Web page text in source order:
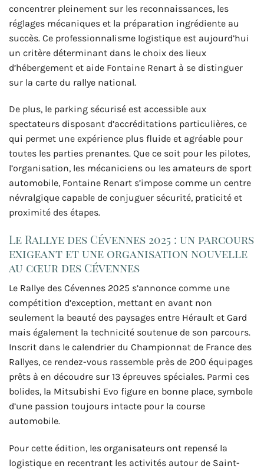
concentrer pleinement sur les reconnaissances, les
réglages mécaniques et la préparation ingrédiente au
succès. Ce professionnalisme logistique est aujourd’hui
un critère déterminant dans le choix des lieux
d’hébergement et aide Fontaine Renart à se distinguer
sur la carte du rallye national.
De plus, le parking sécurisé est accessible aux
spectateurs disposant d’accréditations particulières, ce
qui permet une expérience plus fluide et agréable pour
toutes les parties prenantes. Que ce soit pour les pilotes,
l’organisation, les mécaniciens ou les amateurs de sport
automobile, Fontaine Renart s’impose comme un centre
névralgique capable de conjuguer sécurité, praticité et
proximité des étapes.
Le Rallye des Cévennes 2025 : un parcours
exigeant et une organisation nouvelle
au cœur des Cévennes
Le Rallye des Cévennes 2025 s’annonce comme une
compétition d’exception, mettant en avant non
seulement la beauté des paysages entre Hérault et Gard
mais également la technicité soutenue de son parcours.
Inscrit dans le calendrier du Championnat de France des
Rallyes, ce rendez-vous rassemble près de 200 équipages
prêts à en découdre sur 13 épreuves spéciales. Parmi ces
bolides, la Mitsubishi Evo figure en bonne place, symbole
d’une passion toujours intacte pour la course
automobile.
Pour cette édition, les organisateurs ont repensé la
logistique en recentrant les activités autour de Saint-